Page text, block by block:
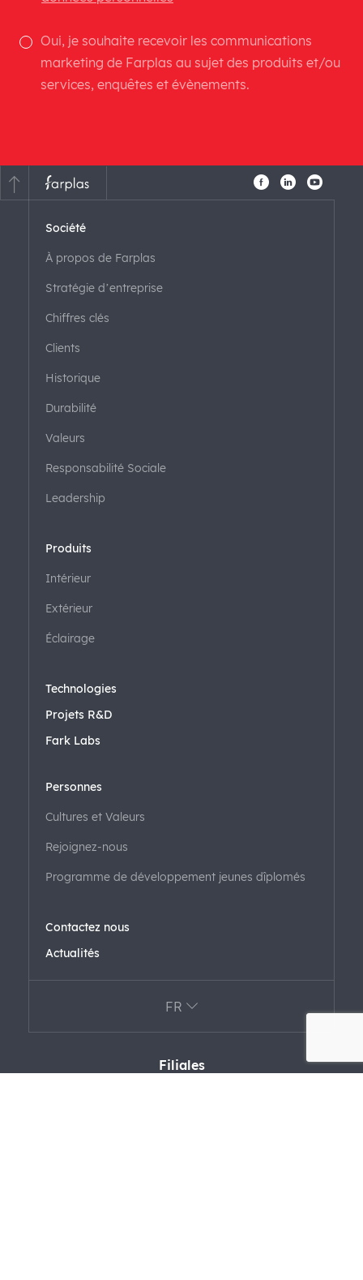
Oui, je souhaite recevoir les communications
marketing de Farplas au sujet des produits et/ou
services, enquêtes et évènements.
FR
Société
À propos de Farplas
Stratégie d’entreprise
Chiffres clés
Clients
Historique
Durabilité
Valeurs
Responsabilité Sociale
Leadership
Produits
Intérieur
Extérieur
Éclairage
Technologies
Projets R&D
Fark Labs
Personnes
Cultures et Valeurs
Rejoignez-nous
Programme de développement jeunes dîplomés
Contactez nous
Actualités
Filiales